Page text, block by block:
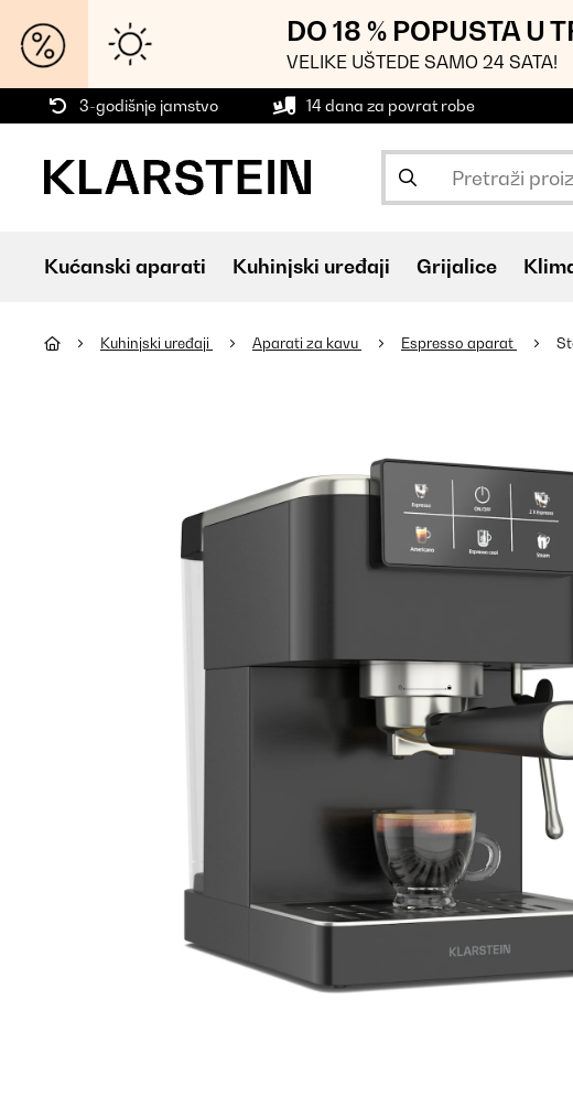
DO 18 % POPUSTA U
VELIKE UŠTEDE SAMO 24 SATA!
3-godišnje jamstvo 14 dana za povrat robe
Kućanski aparati Kuhinjski uređaji Grijalice
Kuhinjski uređaji Aparati za kavu Espresso aparat